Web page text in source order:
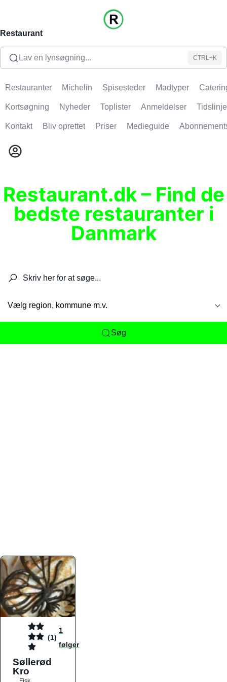
Restaurant
Lav en lynsøgning... CTRL+K
Restauranter Michelin Spisesteder Madtyper
Kortsøgning Nyheder Toplister Anmeldelser Tidslinje
Kontakt Bliv oprettet Priser Medieguide
Restaurant.dk – Find de
bedste restauranter i
Danmark
Vælg region, kommune m.v.
Søg
(1)
1
følger
Søllerød
Kro